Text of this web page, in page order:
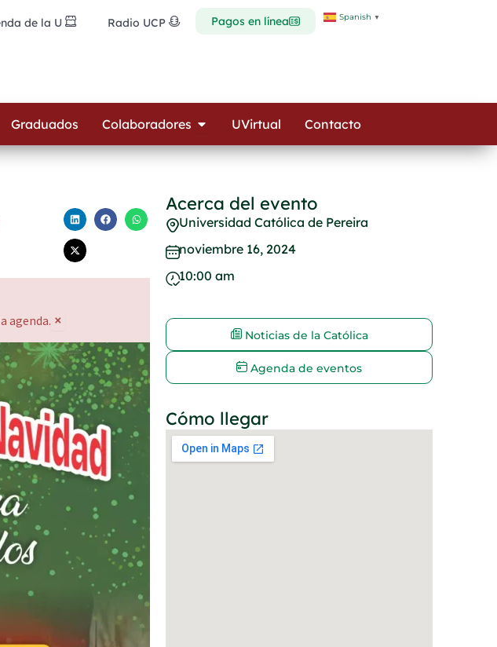
de la U Radio UCP Pagos en línea Spanish ▼
Estudiantes
Graduados Colaboradores Open Colaboradores
UVirtual Contacto
agenda. ×
Acerca del evento
Universidad Católica de Pereira
noviembre 16, 2024
10:00 am
Noticias de la Católica
Agenda de eventos
Cómo llegar